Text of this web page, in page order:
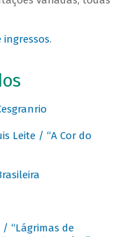
ingressos.
Leite / “A Cor do
“Lágrimas de